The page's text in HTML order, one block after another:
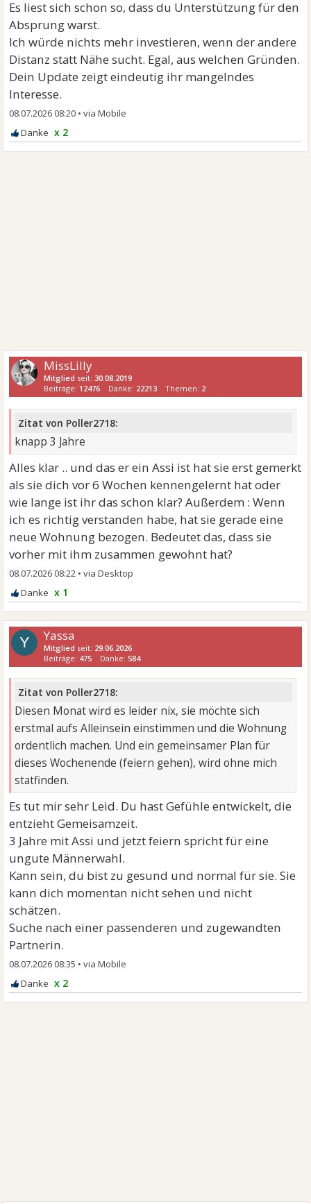
Es liest sich schon so, dass du Unterstützung für den
Absprung warst.
Ich würde nichts mehr investieren, wenn der andere
Distanz statt Nähe sucht. Egal, aus welchen Gründen.
Dein Update zeigt eindeutig ihr mangelndes
Interesse.
08.07.2026 08:20 •
x 2
MissLilly
Mitglied seit: 30.08.2019
Beiträge: 12476 Danke: 22213 Themen: 2
Zitat von Poller2718:
knapp 3 Jahre
Alles klar .. und das er ein Assi ist hat sie erst gemerkt
als sie dich vor 6 Wochen kennengelernt hat oder
wie lange ist ihr das schon klar? Außerdem : Wenn
ich es richtig verstanden habe, hat sie gerade eine
neue Wohnung bezogen. Bedeutet das, dass sie
vorher mit ihm zusammen gewohnt hat?
08.07.2026 08:22 •
x 1
Y Yassa
Mitglied seit: 29.06.2026
Beiträge: 475 Danke: 584
Zitat von Poller2718:
Diesen Monat wird es leider nix, sie möchte sich
erstmal aufs Alleinsein einstimmen und die Wohnung
ordentlich machen. Und ein gemeinsamer Plan für
dieses Wochenende (feiern gehen), wird ohne mich
statfinden.
Es tut mir sehr Leid. Du hast Gefühle entwickelt, die
entzieht Gemeisamzeit.
3 Jahre mit Assi und jetzt feiern spricht für eine
ungute Männerwahl.
Kann sein, du bist zu gesund und normal für sie. Sie
kann dich momentan nicht sehen und nicht
schätzen.
Suche nach einer passenderen und zugewandten
Partnerin.
08.07.2026 08:35 •
x 2